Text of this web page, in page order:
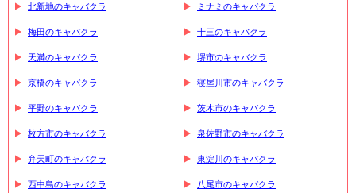
北新地のキャバクラ ミナミのキャバクラ
梅田のキャバクラ 十三のキャバクラ
天満のキャバクラ 堺市のキャバクラ
京橋のキャバクラ 寝屋川市のキャバクラ
平野のキャバクラ 茨木市のキャバクラ
枚方市のキャバクラ 泉佐野市のキャバクラ
弁天町のキャバクラ 東淀川のキャバクラ
西中島のキャバクラ 八尾市のキャバクラ